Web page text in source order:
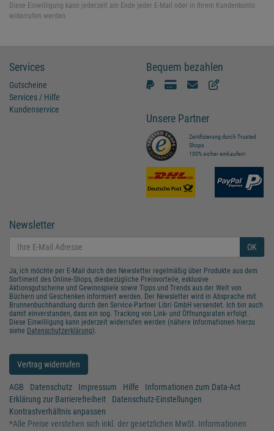
Diese Einwilligung kann jederzeit am Ende jeder E-Mail oder in Ihrem Kundenkonto
widerrufen werden.
Services
Gutscheine
Services / Hilfe
Kundenservice
Bequem bezahlen
Unsere Partner
Zertifizierung durch Trusted
Shops
100% sicher einkaufen!
Newsletter
OK
Ja, ich möchte per E-Mail durch den Newsletter regelmäßig über Produkte aus dem
Sortiment des Online-Shops, diesbezügliche Preisvorteile, exklusive
Aktionsgutscheine und Gewinnspiele sowie Tipps und Trends aus der Welt von
Büchern und Geschenken informiert werden. Der Newsletter wird in Absprache mit
Brunnenbuchhandlung durch den Service-Partner Libri GmbH versendet. Ich bin auch
damit einverstanden, dass ein sog. Tracking von Link- und Öffnungsraten erfolgt.
Diese Einwilligung kann jederzeit widerrufen werden (nähere Informationen hierzu
siehe Datenschutzerklärung).
Vertrag widerrufen
AGB Datenschutz Impressum Hilfe
Informationen zum Data-Act
Erklärung zur Barrierefreiheit
Datenschutz-Einstellungen
Kontrastverhältnis anpassen
*Alle Preise verstehen sich inkl. der gesetzlichen MwSt. Informationen